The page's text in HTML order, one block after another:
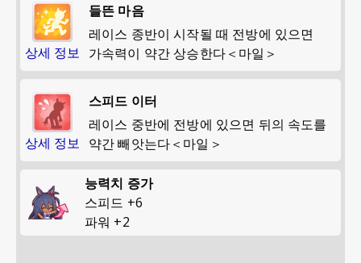
상세 정보
들뜬 마음
레이스 종반이 시작될 때 전방에 있으면
가속력이 약간 상승한다＜마일＞
상세 정보
스피드 이터
레이스 중반에 전방에 있으면 뒤의 속도를
약간 빼앗는다＜마일＞
능력치 증가
스피드 +6
파워 +2